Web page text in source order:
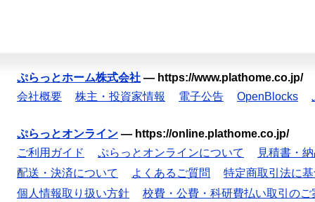
ぷらっとホーム株式会社 — https://www.plathome.co.jp/
会社概要
株主・投資家情報 電子公告 OpenBlocks
ぷらっとオンライン — https://online.plathome.co.jp/
ご利用ガイド
ぷらっとオンラインについて
見積書・
配送・決済について
よくあるご質問
特定商取引法に
個人情報取り扱い方針
校費・公費・科研費払い取引のご